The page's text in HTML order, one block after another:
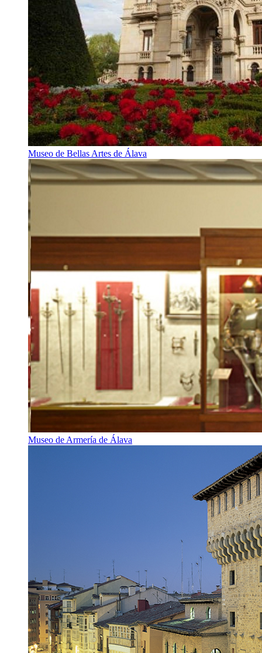
Museo de Bellas Artes de Álava
Museo de Armería de Álava